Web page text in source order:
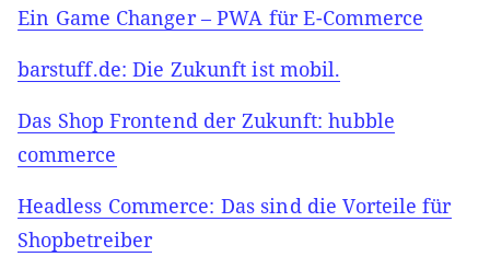
Ein Game Changer – PWA für E-Commerce
barstuff.de: Die Zukunft ist mobil.
Das Shop Frontend der Zukunft: hubble
commerce
Headless Commerce: Das sind die Vorteile für
Shopbetreiber